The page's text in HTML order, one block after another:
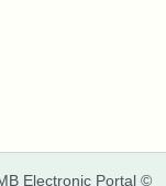
Electronic Portal ©